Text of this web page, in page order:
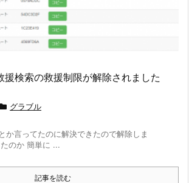
援検索の救援制限が解除されました
グラブル
か言ってたのに解決できたので解除しま
のか 簡単に ...
記事を読む